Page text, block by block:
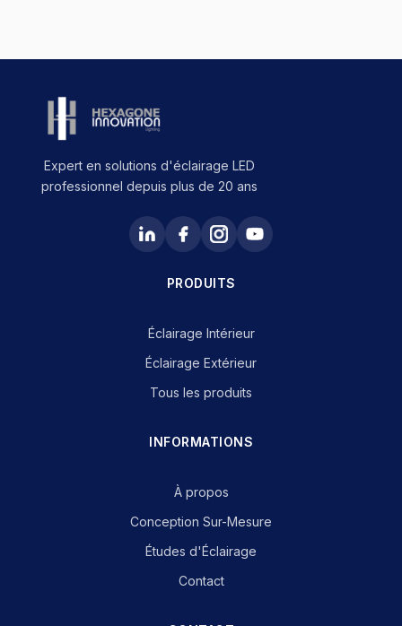
Expert en solutions d'éclairage LED
professionnel depuis plus de 20 ans
PRODUITS
Éclairage Intérieur
Éclairage Extérieur
Tous les produits
INFORMATIONS
À propos
Conception Sur-Mesure
Études d'Éclairage
Contact